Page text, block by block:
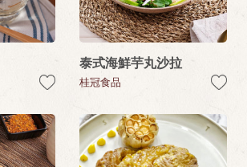
泰式海鮮芋丸沙拉
桂冠食品